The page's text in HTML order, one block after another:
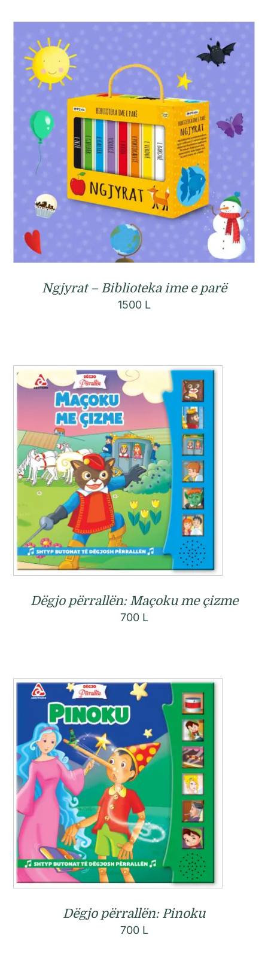
Ngjyrat – Biblioteka ime e parë
1500 L
Dëgjo përrallën: Maçoku me çizme
700 L
Dëgjo përrallën: Pinoku
700 L